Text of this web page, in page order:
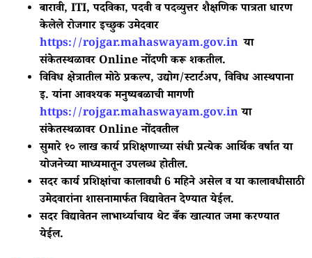
बारावी, ITI, पदविका, पदवी व पदव्युत्तर शैक्षणिक पात्रता धारण
केलेले रोजगार इच्छुक उमेदवार
https://rojgar.mahaswayam.gov.in या
संकेतस्थळावर Online नोंदणी करू शकतील.
विविध क्षेत्रातील मोठे प्रकल्प, उद्योग/स्टार्टअप, विविध आस्थपाना
इ. यांना आवश्यक मनुष्यबळाची मागणी
https://rojgar.mahaswayam.gov.inया
संकेतस्थळावर Online नोंदवतील
सुमारे १० लाख कार्य प्रशिक्षणाच्या संधी प्रत्येक आर्थिक वर्षात या
योजनेच्या माध्यमातून उपलब्ध होतील.
सदर कार्य प्रशिक्षांचा कालावधी 6 महिने असेल व या कालावधीसाठी
उमेदवारांना शासनामार्फत विद्यावेतन देण्यात येईल.
सदर विद्यावेतन लाभार्थ्याचाय थेट बँक खात्यात जमा करण्यात
येईल.